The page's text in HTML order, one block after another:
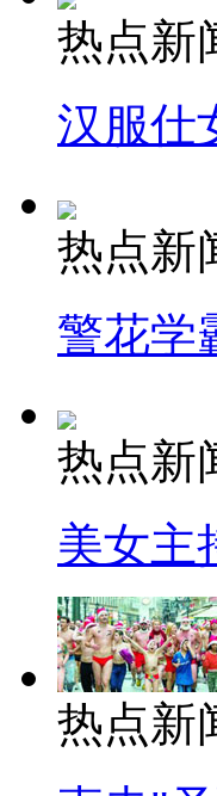
热点新
汉服仕
热点新
警花学
热点新
美女主
热点新